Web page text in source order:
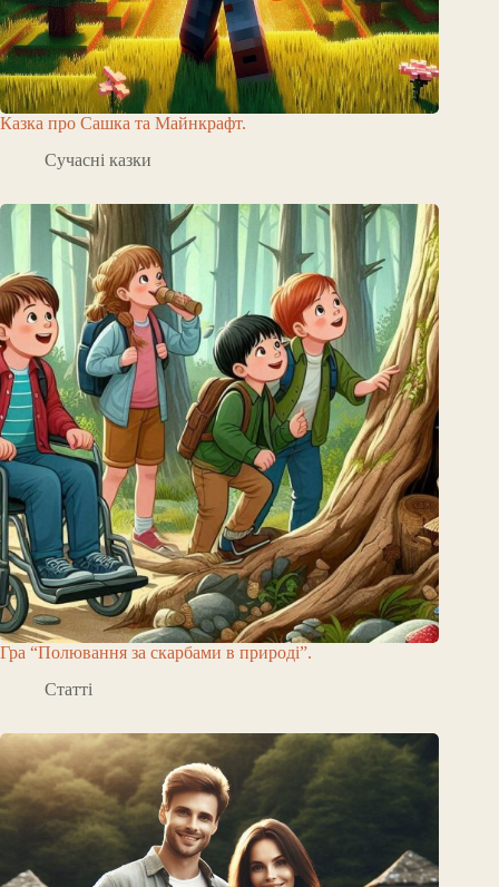
Казка про Сашка та Майнкрафт.
Сучасні казки
Гра “Полювання за скарбами в природі”.
Статті